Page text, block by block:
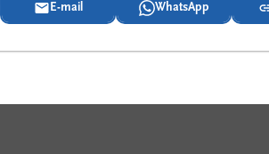
E-mail WhatsApp